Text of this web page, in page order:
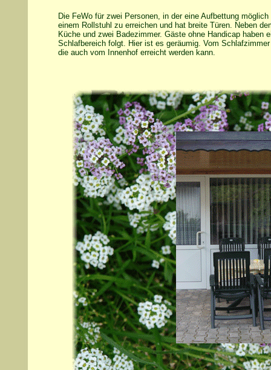
Die FeWo für zwei Personen, in der eine Aufbettung
einem Rollstuhl zu erreichen und hat breite Türen. Neben
Küche und zwei Badezimmer. Gäste ohne Handicap haben
Schlafbereich folgt. Hier ist es geräumig. Vom
die auch vom Innenhof erreicht werden kann.